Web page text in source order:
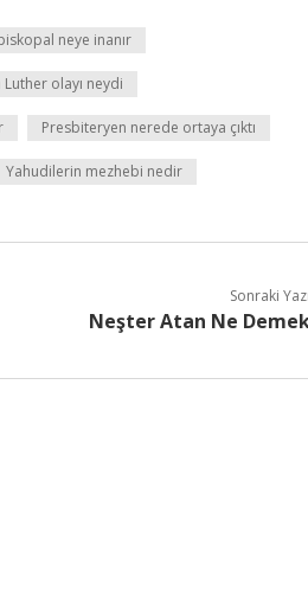
neye inanır
olayı neydi
Presbiteryen nerede ortaya çıktı
Yahudilerin mezhebi nedir
Sonraki
Neşter Atan Ne